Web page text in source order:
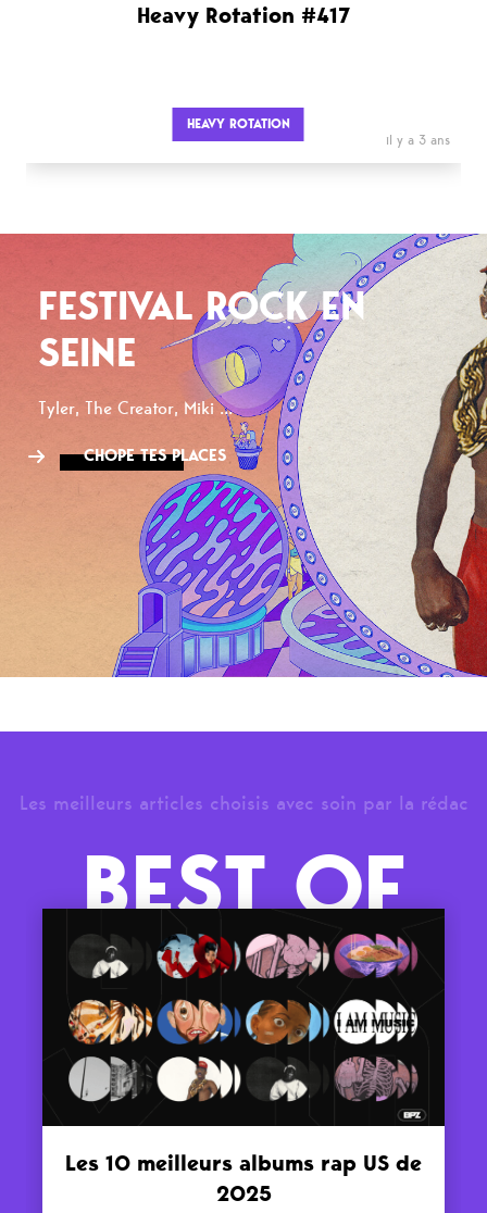
Heavy Rotation #417
HEAVY ROTATION
il y a 3 ans
FESTIVAL ROCK EN
SEINE
Tyler, The Creator, Miki ...
CHOPE TES PLACES
Les meilleurs articles choisis avec soin par la rédac
BEST OF
Les 10 meilleurs albums rap US de
2025